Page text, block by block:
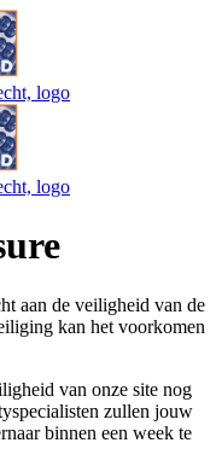
aan de veiligheid van de
kan het voorkomen
van onze site nog
zullen jouw
binnen een week te